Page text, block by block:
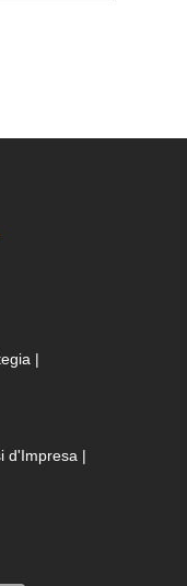
|
d'Impresa |